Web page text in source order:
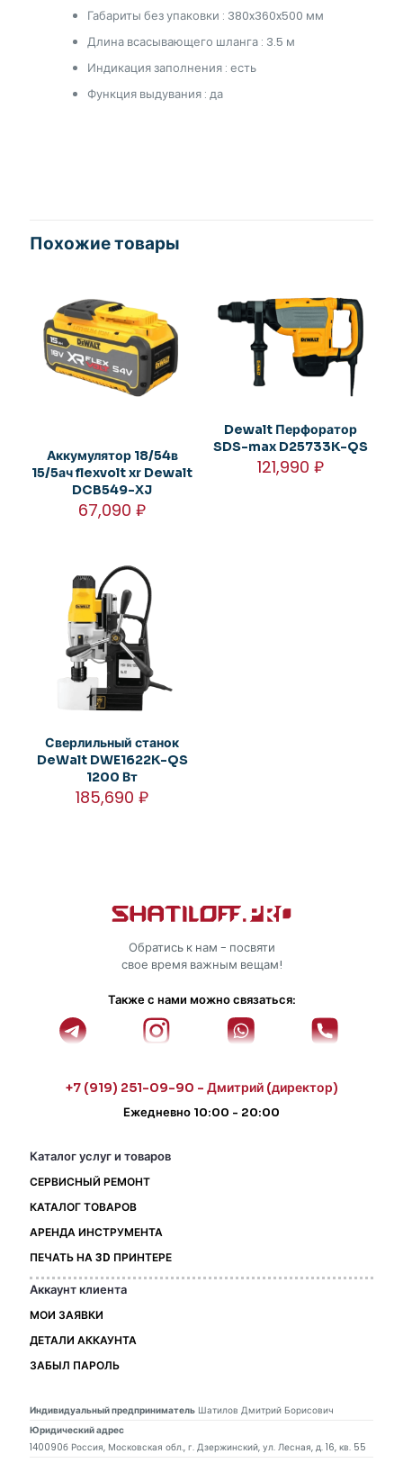
Габариты без упаковки : 380x360x500 мм
Длина всасывающего шланга : 3.5 м
Индикация заполнения : есть
Функция выдувания : да
Похожие товары
Аккумулятор 18/54в
15/5ач flexvolt xr Dewalt
DCB549-XJ
67,090₽
Dewalt Перфоратор
SDS-max D25733K-QS
121,990₽
Сверлильный станок
DeWalt DWE1622K-QS
1200 Вт
185,690₽
Обратись к нам - посвяти
свое время важным вещам!
Также с нами можно связаться:
+7 (919) 251-09-90 - Дмитрий (директор)
Ежедневно 10:00 - 20:00
Каталог услуг и товаров
СЕРВИСНЫЙ РЕМОНТ
КАТАЛОГ ТОВАРОВ
АРЕНДА ИНСТРУМЕНТА
ПЕЧАТЬ НА 3D ПРИНТЕРЕ
Аккаунт клиента
МОИ ЗАЯВКИ
ДЕТАЛИ АККАУНТА
ЗАБЫЛ ПАРОЛЬ
Индивидуальный предприниматель Шатилов Дмитрий Борисович
Юридический адрес
140090б Россия, Московская обл., г. Дзержинский, ул. Лесная, д. 16, кв. 55